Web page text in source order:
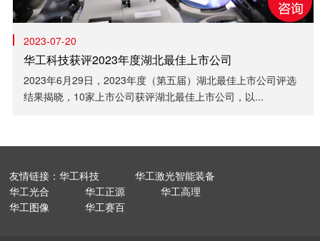
2023-07-20
华工科技获评2023年度湖北最佳上市公司
2023年6月29日，2023年度（第五届）湖北最佳上市公司评选
结果揭晓，10家上市公司获评湖北最佳上市公司，以...
友情链接：华工科技
华工激光智能装备
华工光合
华工正源
华工高理
华工图像
华工赛百